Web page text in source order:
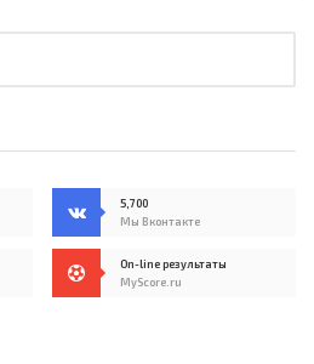
5,700
Мы Вконтакте
On-line результаты
MyScore.ru